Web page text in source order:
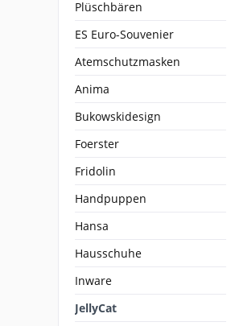
Plüschbären
ES Euro-Souvenier
Atemschutzmasken
Anima
Bukowskidesign
Foerster
Fridolin
Handpuppen
Hansa
Hausschuhe
Inware
JellyCat